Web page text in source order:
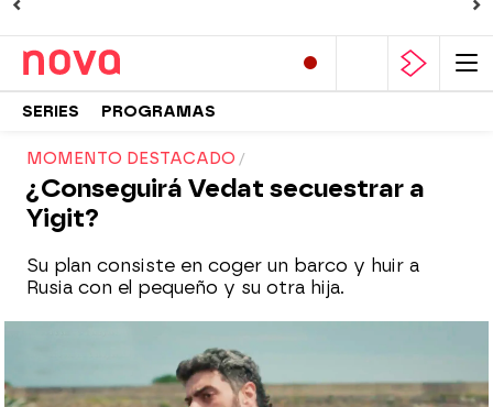
SERIES PROGRAMAS
MOMENTO DESTACADO
¿Conseguirá Vedat secuestrar a
Yigit?
Su plan consiste en coger un barco y huir a
Rusia con el pequeño y su otra hija.